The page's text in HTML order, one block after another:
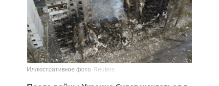
Иллюстративное фото Reuters